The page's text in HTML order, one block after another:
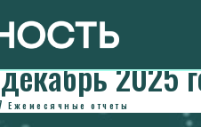
2025
Ежемесячные отчеты